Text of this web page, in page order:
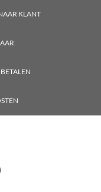
KLANT